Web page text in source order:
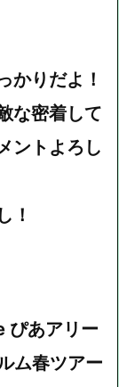
かりだよ！
な密着して
ントよろし
！
ぴあアリー
ム春ツアー